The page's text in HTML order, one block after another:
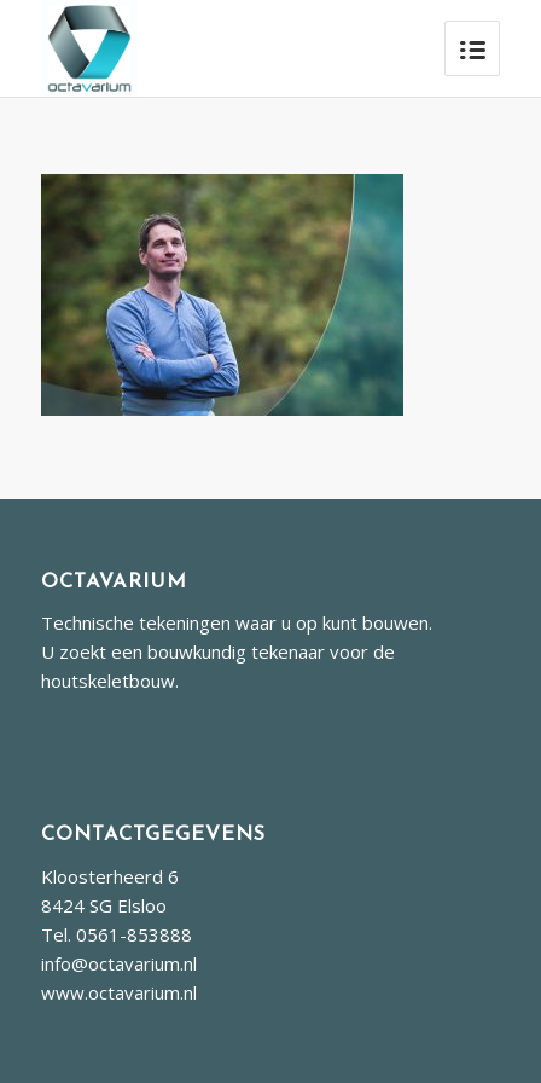
OCTAVARIUM
Technische tekeningen waar u op kunt bouwen.
U zoekt een bouwkundig tekenaar voor de
houtskeletbouw.
CONTACTGEGEVENS
Kloosterheerd 6
8424 SG Elsloo
Tel. 0561-853888
info@octavarium.nl
www.octavarium.nl